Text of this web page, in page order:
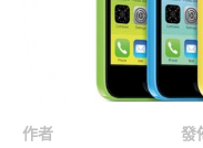
作者
發